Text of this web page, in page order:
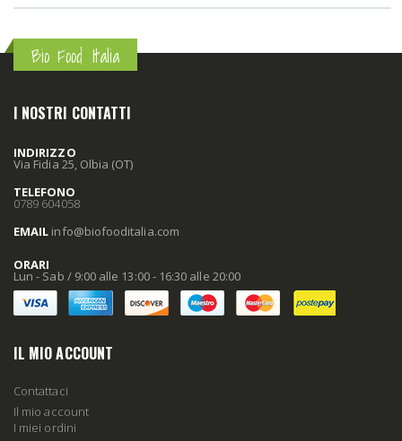
Bio Food Italia
I NOSTRI CONTATTI
INDIRIZZO
Via Fidia 25, Olbia (OT)
TELEFONO
0789 604058
EMAIL info@biofooditalia.com
ORARI
Lun - Sab / 9:00 alle 13:00 - 16:30 alle 20:00
IL MIO ACCOUNT
Contattaci
Il mio account
I miei ordini